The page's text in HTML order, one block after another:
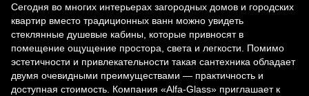
Сегодня во многих интерьерах загородных домов и городских
квартир вместо традиционных ванн можно увидеть
стеклянные душевые кабины, которые привносят в
помещение ощущение простора, света и легкости. Помимо
эстетичности и привлекательности такая сантехника обладает
двумя очевидными преимуществами — практичность и
доступная стоимость. Компания «Alfa-Glass» приглашает к